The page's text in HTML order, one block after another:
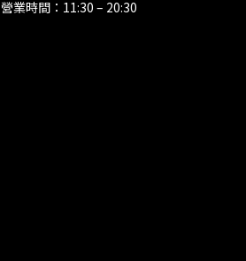
營業時間：11:30 – 20:30